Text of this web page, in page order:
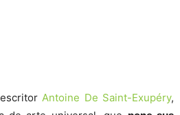
escritorAntoine De Saint-Exupéry,